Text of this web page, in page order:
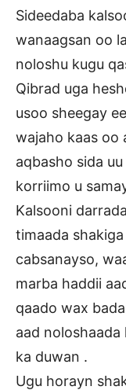
Sideedaba
wanaagsan oo
noloshu kugu
Qibrad uga
usoo sheegay
wajaho kaas oo
aqbasho sida
korriimo u
Kalsooni
timaada
cabsanayso,
marba haddii
qaado wax
aad
ka duwan .
Ugu horayn